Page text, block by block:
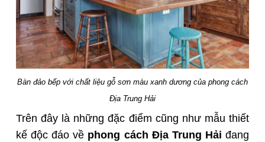
Bàn đảo bếp với chất liệu gỗ sơn màu xanh dương của phong cách
Địa Trung Hải
Trên đây là những đặc điểm cũng như mẫu thiết
kế độc đáo về phong cách ĐịaTrung Hải đang